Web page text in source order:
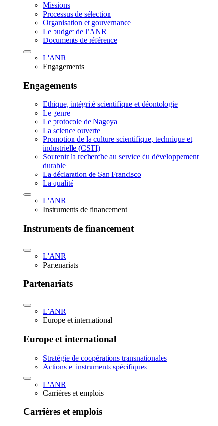
Missions
Processus de sélection
Organisation et gouvernance
Le budget de l’ANR
Documents de référence
L'ANR
Engagements
Engagements
Ethique, intégrité scientifique et déontologie
Le genre
Le protocole de Nagoya
La science ouverte
Promotion de la culture scientifique, technique et
industrielle (CSTI)
Soutenir la recherche au service du développement
durable
La déclaration de San Francisco
La qualité
L'ANR
Instruments de financement
Instruments de financement
L'ANR
Partenariats
Partenariats
L'ANR
Europe et international
Europe et international
Stratégie de coopérations transnationales
Actions et instruments spécifiques
L'ANR
Carrières et emplois
Carrières et emplois